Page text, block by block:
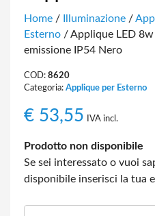
Home / Illuminazione /
Esterno / Applique LED
emissione IP54 Nero
COD: 8620
Categoria: Applique per Esterno
€ 53,55 IVA incl.
Prodotto non disponibile
Se sei interessato o vuoi
disponibile inserisci la tua